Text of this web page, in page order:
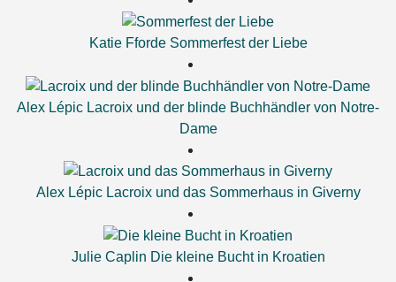
Katie Fforde Sommerfest der Liebe
Alex Lépic Lacroix und der blinde Buchhändler von Notre-
Dame
Alex Lépic Lacroix und das Sommerhaus in Giverny
Julie Caplin Die kleine Bucht in Kroatien